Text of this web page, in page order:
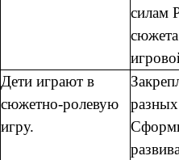
силам
Дети играют в
сюжетно-ролевую
игру.